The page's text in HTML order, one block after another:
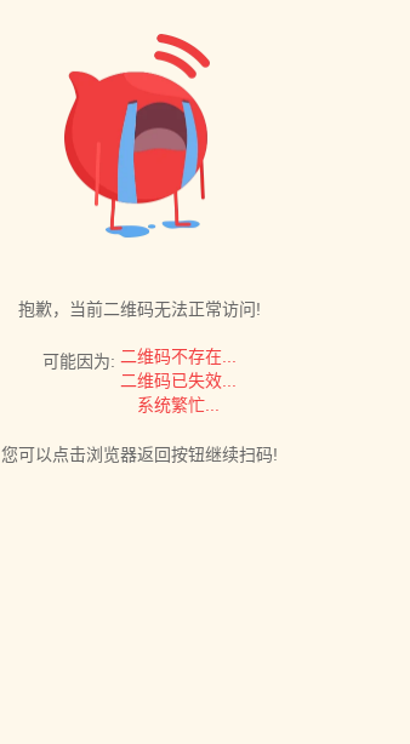
抱歉，当前二维码无法正常访问!
可能因为: 二维码不存在...
二维码已失效...
系统繁忙...
您可以点击浏览器返回按钮继续扫码!